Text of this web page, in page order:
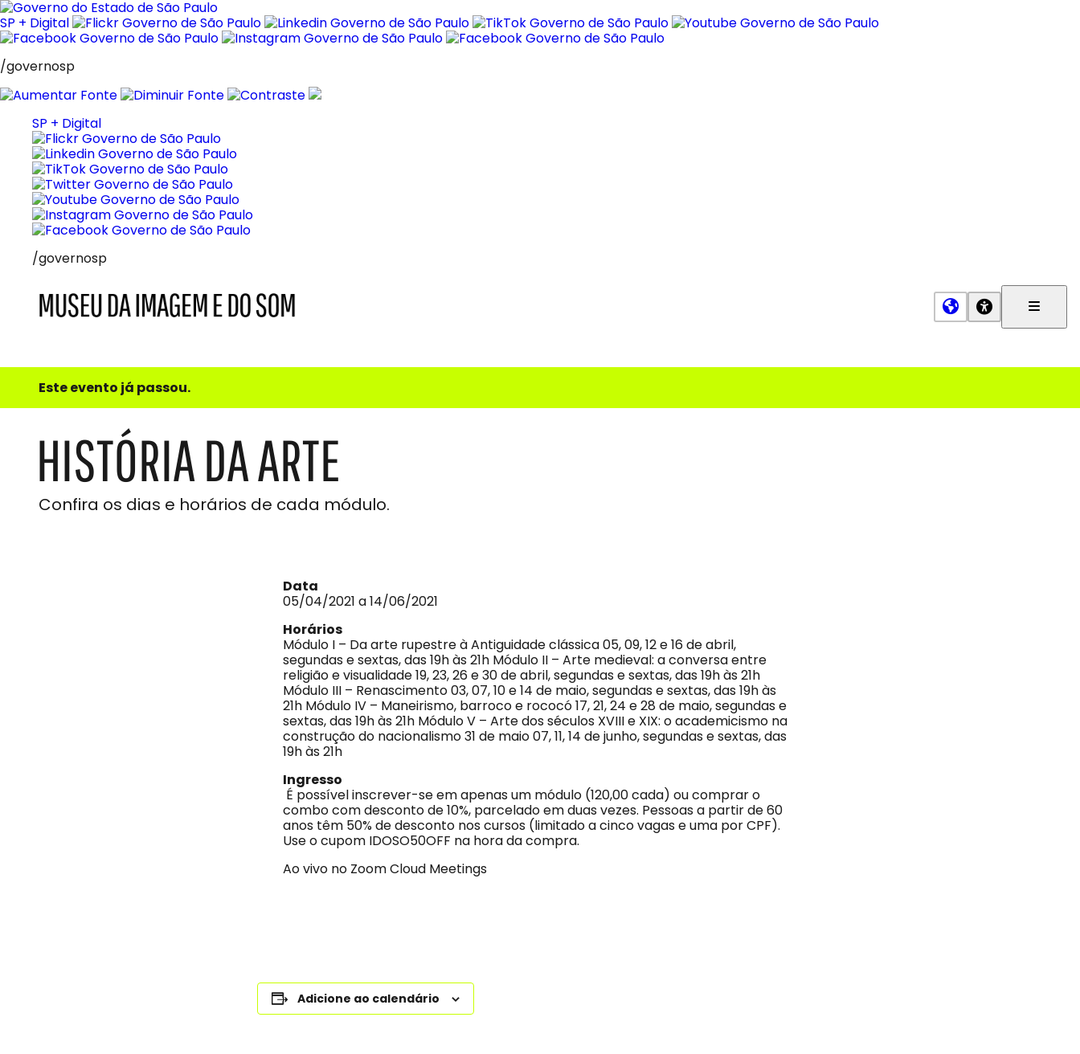
Pular
para
o
SP + Digital
/governosp
SP + Digital
/governosp
e
do
Som
Este evento já passou.
HISTÓRIA DA ARTE
Confira os dias e horários de cada módulo.
Data
05/04/2021 a 14/06/2021
Horários
Módulo I – Da arte rupestre à Antiguidade clássica 05, 09, 12 e 16 de abril,
segundas e sextas, das 19h às 21h Módulo II – Arte medieval: a conversa entre
religião e visualidade 19, 23, 26 e 30 de abril, segundas e sextas, das 19h às 21h
Módulo III – Renascimento 03, 07, 10 e 14 de maio, segundas e sextas, das 19h às
21h Módulo IV – Maneirismo, barroco e rococó 17, 21, 24 e 28 de maio, segundas e
sextas, das 19h às 21h Módulo V – Arte dos séculos XVIII e XIX: o academicismo na
construção do nacionalismo 31 de maio 07, 11, 14 de junho, segundas e sextas, das
19h às 21h
Ingresso
É possível inscrever-se em apenas um módulo (120,00 cada) ou comprar o
combo com desconto de 10%, parcelado em duas vezes. Pessoas a partir de 60
anos têm 50% de desconto nos cursos (limitado a cinco vagas e uma por CPF).
Use o cupom IDOSO50OFF na hora da compra.
Ao vivo no Zoom Cloud Meetings
Adicione ao calendário